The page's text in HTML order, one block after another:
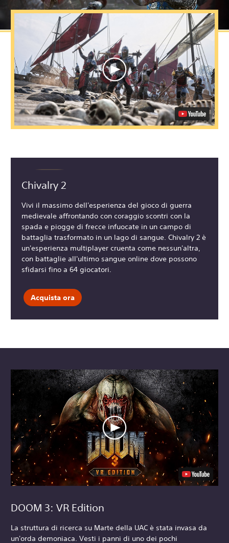
Chivalry 2
Vivi il massimo dell'esperienza del gioco di guerra
medievale affrontando con coraggio scontri con la
spada e piogge di frecce infuocate in un campo di
battaglia trasformato in un lago di sangue. Chivalry 2 è
un'esperienza multiplayer cruenta come nessun'altra,
con battaglie all'ultimo sangue online dove possono
sfidarsi fino a 64 giocatori.
Acquista ora
DOOM 3: VR Edition
La struttura di ricerca su Marte della UAC è stata invasa da
un'orda demoniaca. Vesti i panni di uno dei pochi